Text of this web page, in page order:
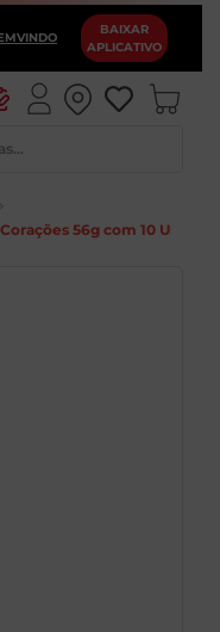
BAIXAR
APLICATIVO
56g com 10